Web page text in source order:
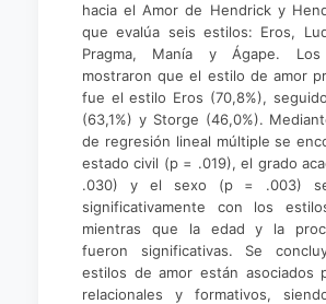
hacia el Amor de Hendrick y
que evalúa seis estilos: Eros,
Pragma, Manía y Ágape. Los
mostraron que el estilo de amor
fue el estilo Eros (70,8%),
(63,1%) y Storge (46,0%).
de regresión lineal múltiple se
estado civil (p = .019), el grado
.030) y el sexo (p = .003) se
significativamente con los
mientras que la edad y la
fueron significativas. Se
estilos de amor están asociados
relacionales y formativos,